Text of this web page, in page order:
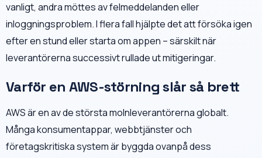
vanligt, andra möttes av felmeddelanden eller
inloggningsproblem. I flera fall hjälpte det att försöka igen
efter en stund eller starta om appen – särskilt när
leverantörerna successivt rullade ut mitigeringar.
Varför en AWS-störning slår så brett
AWS är en av de största molnleverantörerna globalt.
Många konsumentappar, webbtjänster och
företagskritiska system är byggda ovanpå dess